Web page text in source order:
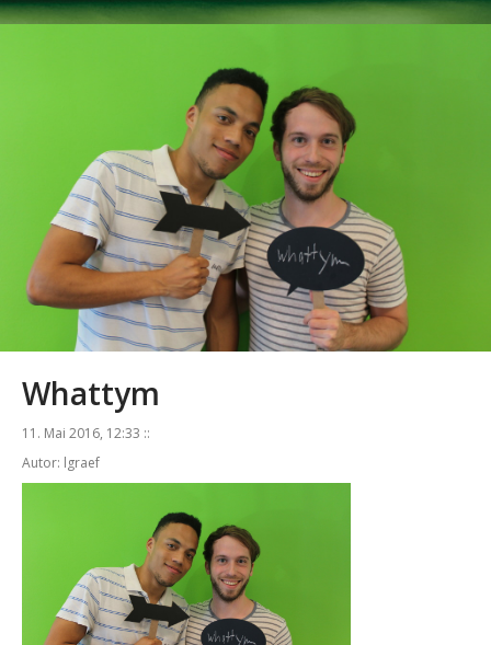
Whattym
11. Mai 2016, 12:33 ::
Autor: lgraef